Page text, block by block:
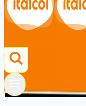
LÍNEA
Equinos